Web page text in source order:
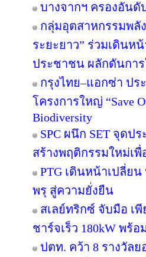
บางจากฯ ครองอันดั
กลุ่มอุตสาหกรรมพลั
ระยะยาว” ร่วมเดินห
ประชาชน ผลักดันการ
กรุงไทย–แอกซ่า ป
โครงการใหญ่ “Save
Biodiversity
SPC ผนึก SET จุด
สร้างพฤติกรรมใหม่เ
PTG เดินหน้าเปลี่ย
พรุ สู่ความยั่งยืน
สเลย์ทริกซ์ จับมือ เพี
ชาร์จเร็ว 180kW พร้
ปตท. คว้า 8 รางวัล